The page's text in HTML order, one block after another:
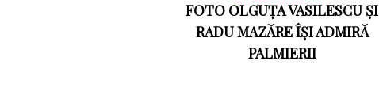
FOTO OLGUȚA VASILESCU ȘI
RADU MAZĂRE ÎȘI ADMIRĂ
PALMIERII